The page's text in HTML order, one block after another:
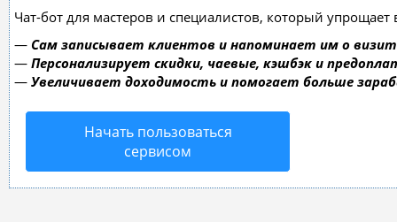
Чат-бот для мастеров и специалистов, который упрощает
— Сам записывает клиентов и напоминает им о
— Персонализирует скидки, чаевые, кэшбэк и
— Увеличивает доходимость и помогает больше
Начать пользоваться
сервисом